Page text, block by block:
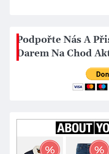
Podpořte Nás A
Darem Na Chod